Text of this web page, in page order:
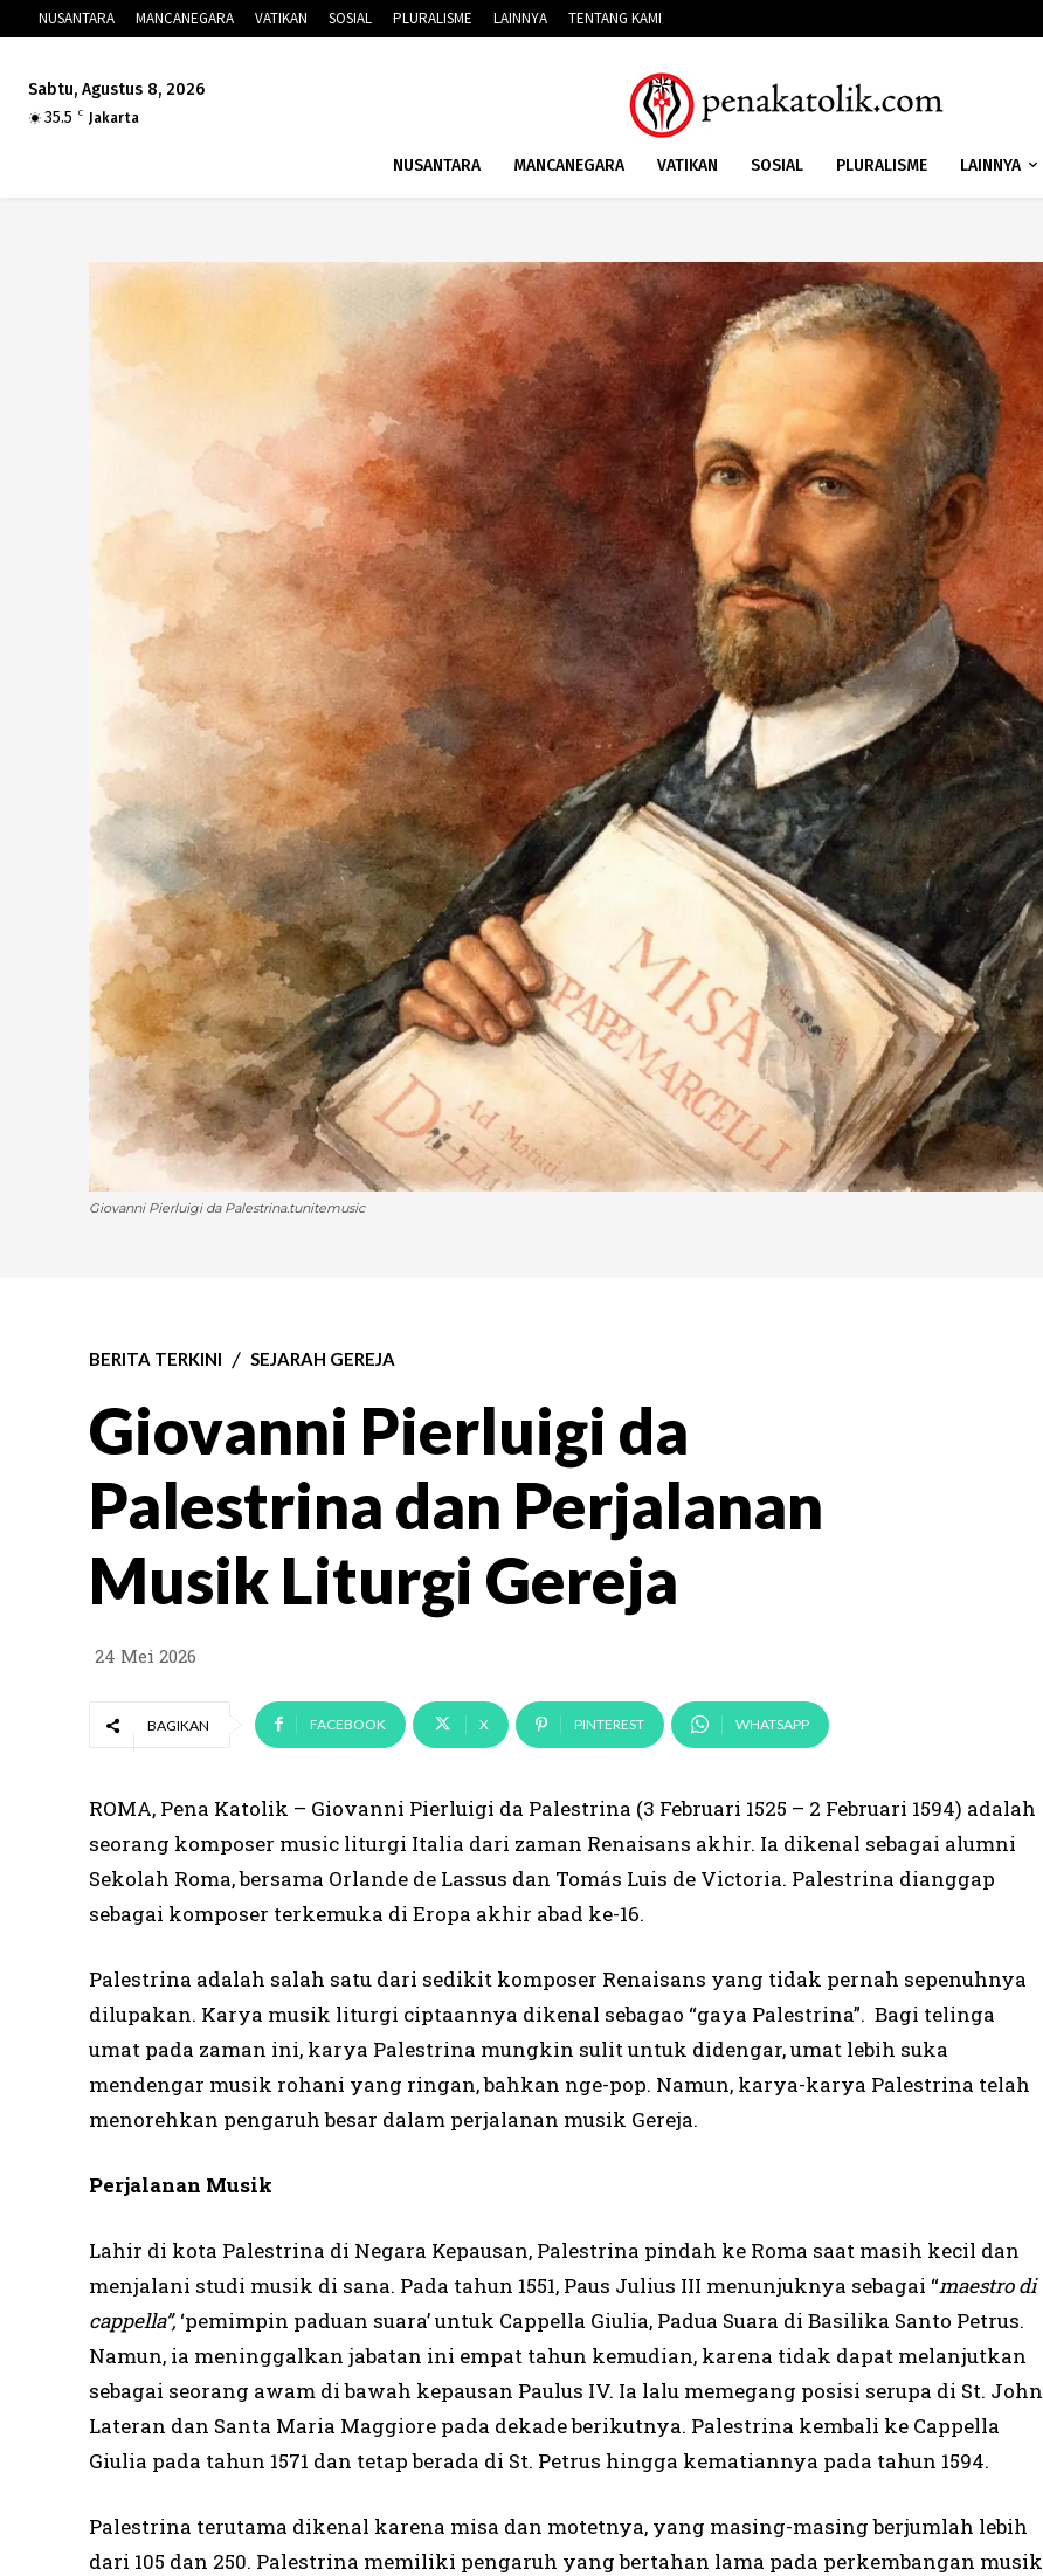
NUSANTARA MANCANEGARA VATIKAN SOSIAL PLURALISME LAINNYA TENTANG KAMI
Sabtu, Agustus 8, 2026
35.5
C Jakarta
NUSANTARA MANCANEGARA VATIKAN SOSIAL PLURALISME LAINNYA
Giovanni Pierluigi da Palestrina.tunitemusic
BERITA TERKINI SEJARAH GEREJA
Giovanni Pierluigi da
Palestrina dan Perjalanan
Musik Liturgi Gereja
24 Mei 2026
BAGIKAN FACEBOOK X PINTEREST WHATSAPP
ROMA, Pena Katolik – Giovanni Pierluigi da Palestrina (3 Februari 1525 – 2 Februari 1594) adalah
seorang komposer music liturgi Italia dari zaman Renaisans akhir. Ia dikenal sebagai alumni
Sekolah Roma, bersama Orlande de Lassus dan Tomás Luis de Victoria. Palestrina dianggap
sebagai komposer terkemuka di Eropa akhir abad ke-16.
Palestrina adalah salah satu dari sedikit komposer Renaisans yang tidak pernah sepenuhnya
dilupakan. Karya musik liturgi ciptaannya dikenal sebagao “gaya Palestrina”. Bagi telinga
umat pada zaman ini, karya Palestrina mungkin sulit untuk didengar, umat lebih suka
mendengar musik rohani yang ringan, bahkan nge-pop. Namun, karya-karya Palestrina telah
menorehkan pengaruh besar dalam perjalanan musik Gereja.
Perjalanan Musik
Lahir di kota Palestrina di Negara Kepausan, Palestrina pindah ke Roma saat masih kecil dan
menjalani studi musik di sana. Pada tahun 1551, Paus Julius III menunjuknya sebagai “maestro di
cappella”, ‘pemimpin paduan suara’ untuk Cappella Giulia, Padua Suara di Basilika Santo Petrus.
Namun, ia meninggalkan jabatan ini empat tahun kemudian, karena tidak dapat melanjutkan
sebagai seorang awam di bawah kepausan Paulus IV. Ia lalu memegang posisi serupa di St. John
Lateran dan Santa Maria Maggiore pada dekade berikutnya. Palestrina kembali ke Cappella
Giulia pada tahun 1571 dan tetap berada di St. Petrus hingga kematiannya pada tahun 1594.
Palestrina terutama dikenal karena misa dan motetnya, yang masing-masing berjumlah lebih
dari 105 dan 250. Palestrina memiliki pengaruh yang bertahan lama pada perkembangan musik